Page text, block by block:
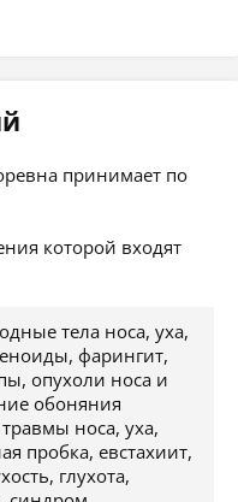
принимает по
которой входят
тела носа, уха,
фарингит,
опухоли носа и
обоняния
носа, уха,
пробка, евстахиит,
глухота,